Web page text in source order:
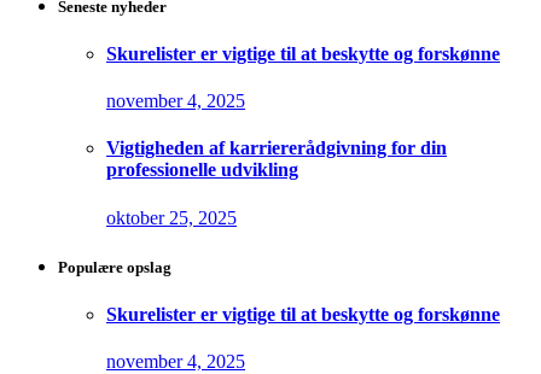
Seneste nyheder
Skurelister er vigtige til at beskytte og forskønne
november 4, 2025
Vigtigheden af karriererådgivning for din
professionelle udvikling
oktober 25, 2025
Populære opslag
Skurelister er vigtige til at beskytte og forskønne
november 4, 2025